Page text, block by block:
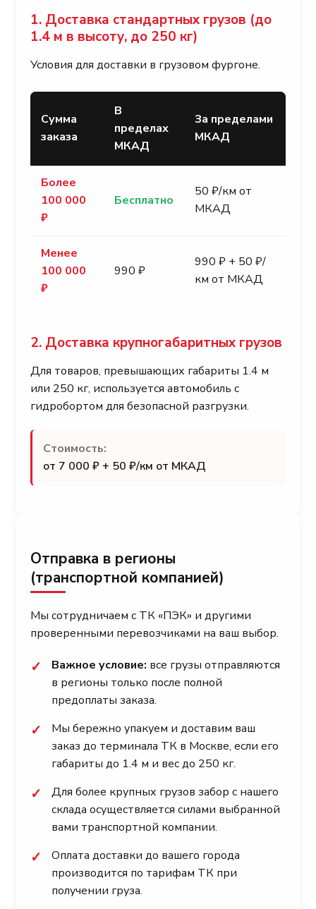
1. Доставка стандартных грузов (до
1.4 м в высоту, до 250 кг)
Условия для доставки в грузовом фургоне.
Сумма
заказа
В
пределах
МКАД
За пределами
МКАД
Более
100 000
₽
Бесплатно
50 ₽/км от
МКАД
Менее
100 000
₽
990 ₽
990 ₽ + 50 ₽/
км от МКАД
2. Доставка крупногабаритных грузов
Для товаров, превышающих габариты 1.4 м
или 250 кг, используется автомобиль с
гидробортом для безопасной разгрузки.
Стоимость:
от 7 000 ₽ + 50 ₽/км от МКАД
Отправка в регионы
(транспортной компанией)
Мы сотрудничаем с ТК «ПЭК» и другими
проверенными перевозчиками на ваш выбор.
✓ Важное условие: все грузы отправляются
в регионы только после полной
предоплаты заказа.
✓
Мы бережно упакуем и доставим ваш
заказ до терминала ТК в Москве, если его
габариты до 1.4 м и вес до 250 кг.
✓
Для более крупных грузов забор с нашего
склада осуществляется силами выбранной
вами транспортной компании.
✓
Оплата доставки до вашего города
производится по тарифам ТК при
получении груза.